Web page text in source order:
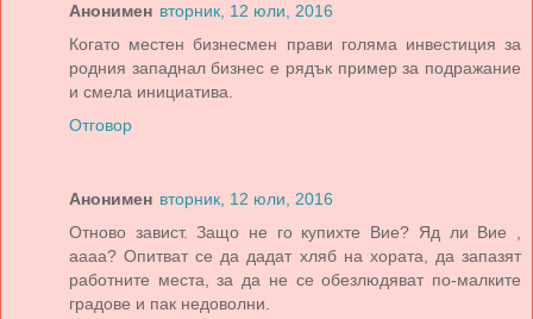
Анонимен вторник, 12 юли, 2016
Когато местен бизнесмен прави голяма инвестиция за
родния западнал бизнес е рядък пример за подражание
и смела инициатива.
Отговор
Анонимен вторник, 12 юли, 2016
Отново завист. Защо не го купихте Вие? Яд ли Вие ,
аааа? Опитват се да дадат хляб на хората, да запазят
работните места, за да не се обезлюдяват по-малките
градове и пак недоволни.